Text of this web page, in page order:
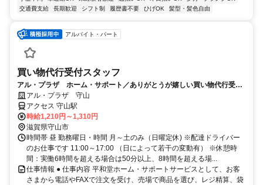
交通費支給
長期歓迎 シフト制 履歴書不要 ひげOK 髪型・髪色自由
アルバイト・パート
買い物代行受付スタッフ
アル・プラザ ホーム・サポート／ありがとうが嬉しい買い物代行受付
スタッフ（パート）求人
アル・プラザ 守山
アクセス 守山駅
時給1,210円～1,310円
滋賀県守山市
時間帯 昼 勤務曜日・時間 月～土のみ（日曜定休) ※配達ドライバー
のお仕事です 11:00～17:00 （日によって若干の変動有） ※休憩時
間：実働6時間を超える場合は50分以上、8時間を超える場...
仕事情報 ● 仕事内容 平和堂ホーム・サポートサービスとして、お客
さまから電話やFAXで注文を受け、売場で商品を選び、レジ精算、袋